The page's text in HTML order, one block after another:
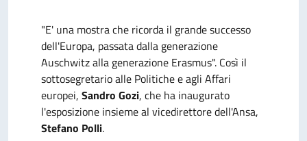
"E' una mostra che ricorda il grande successo
dell'Europa, passata dalla generazione
Auschwitz alla generazione Erasmus". Così il
sottosegretario alle Politiche e agli Affari
europei, Sandro Gozi, che ha inaugurato
l'esposizione insieme al vicedirettore dell'Ansa,
Stefano Polli.